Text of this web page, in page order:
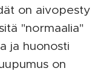
on aivopesty
"normaalia"
ja huonosti
on